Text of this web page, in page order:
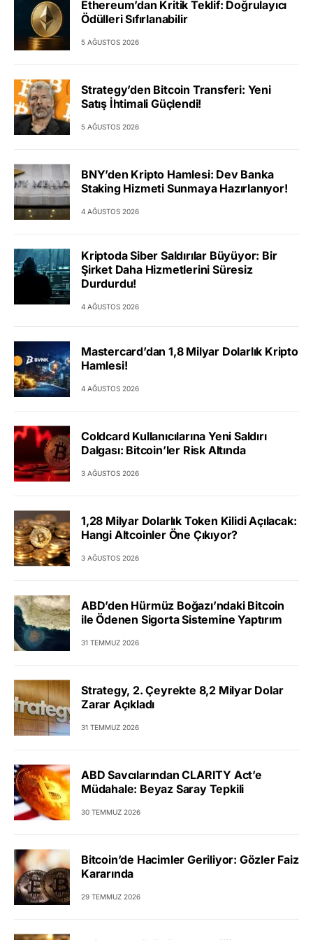
Ethereum’dan Kritik Teklif: Doğrulayıcı
Ödülleri Sıfırlanabilir
5 AĞUSTOS 2026
Strategy’den Bitcoin Transferi: Yeni
Satış İhtimali Güçlendi!
5 AĞUSTOS 2026
BNY’den Kripto Hamlesi: Dev Banka
Staking Hizmeti Sunmaya Hazırlanıyor!
4 AĞUSTOS 2026
Kriptoda Siber Saldırılar Büyüyor: Bir
Şirket Daha Hizmetlerini Süresiz
Durdurdu!
4 AĞUSTOS 2026
Mastercard’dan 1,8 Milyar Dolarlık Kripto
Hamlesi!
4 AĞUSTOS 2026
Coldcard Kullanıcılarına Yeni Saldırı
Dalgası: Bitcoin’ler Risk Altında
3 AĞUSTOS 2026
1,28 Milyar Dolarlık Token Kilidi Açılacak:
Hangi Altcoinler Öne Çıkıyor?
3 AĞUSTOS 2026
ABD’den Hürmüz Boğazı’ndaki Bitcoin
ile Ödenen Sigorta Sistemine Yaptırım
31 TEMMUZ 2026
Strategy, 2. Çeyrekte 8,2 Milyar Dolar
Zarar Açıkladı
31 TEMMUZ 2026
ABD Savcılarından CLARITY Act’e
Müdahale: Beyaz Saray Tepkili
30 TEMMUZ 2026
Bitcoin’de Hacimler Geriliyor: Gözler Faiz
Kararında
29 TEMMUZ 2026